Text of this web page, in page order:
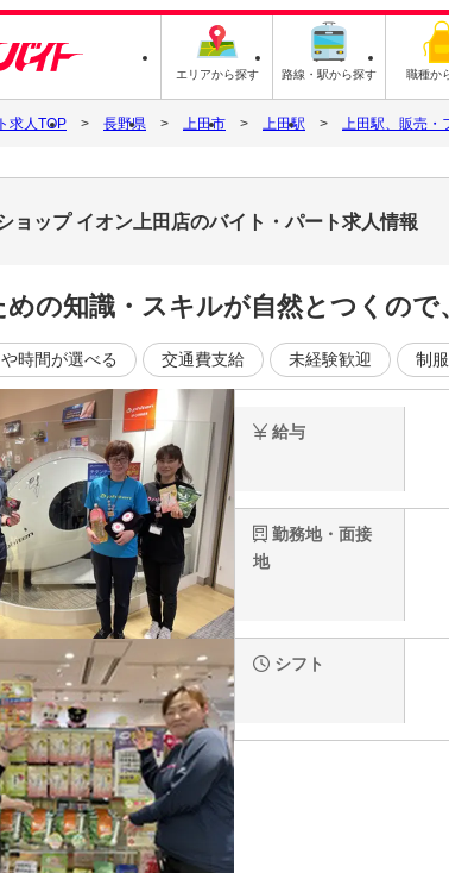
エリアから探す 路線・駅から探す 職種か
求人TOP 長野県 上田市 上田駅 上田駅、販売・
ョップ イオン上田店のバイト・パート求人情報
めの知識・スキルが自然とつくの
時間が選べる 交通費支給 未経験歓迎 制
給与
勤務地・面接
地
シフト